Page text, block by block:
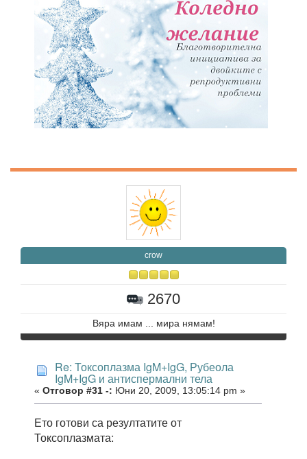
crow
2670
Вяра имам ... мира нямам!
Re: Токсоплазма IgM+IgG, Рубеола
IgM+IgG и антиспермални тела
« Отговор #31 -: Юни 20, 2009, 13:05:14 pm »
Ето готови са резултатите от
Токсоплазмата: